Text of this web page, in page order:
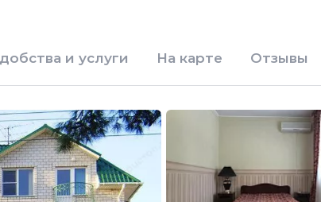
и услуги На карте Отзывы